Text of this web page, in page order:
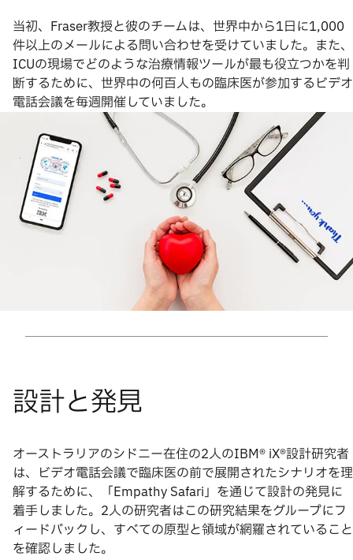
当初、Fraser教授と彼のチームは、世界中から1日に1,000
件以上のメールによる問い合わせを受けていました。また、
ICUの現場でどのような治療情報ツールが最も役立つかを判
断するために、世界中の何百人もの臨床医が参加するビデオ
電話会議を毎週開催していました。
オーストラリアのシドニー在住の2人のIBM® iX®設計研究者
は、ビデオ電話会議で臨床医の前で展開されたシナリオを理
解するために、「Empathy Safari」を通じて設計の発見に
着手しました。2人の研究者はこの研究結果をグループにフ
ィードバックし、すべての原型と領域が網羅されていること
を確認しました。